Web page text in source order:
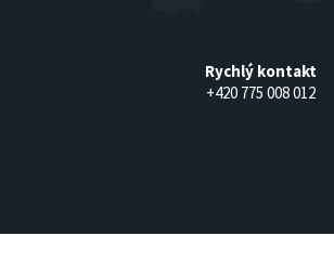
Rychlý kontakt
+420 775 008 012